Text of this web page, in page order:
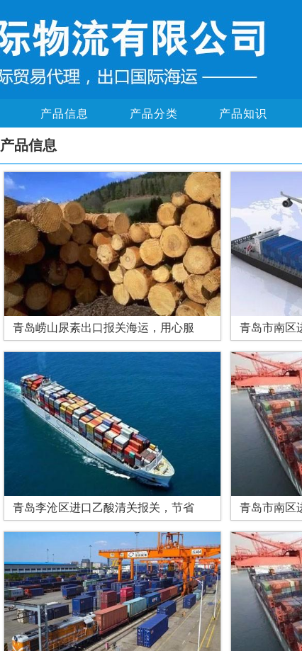
产品信息 产品分类 产品知识
产品信息
青岛崂山尿素出口报关海运，用心服 青岛市南区
青岛李沧区进口乙酸清关报关，节省 青岛市南区